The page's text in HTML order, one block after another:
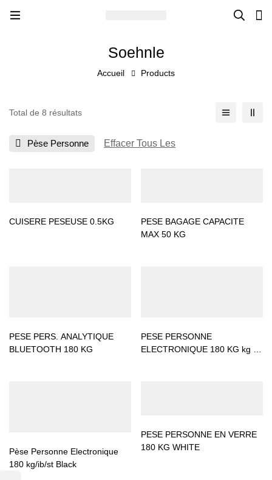
Soehnle
Accueil Products
Total de 8 résultats
Pèse Personne Effacer Tous Les
CUISERE PESEUSE 0.5KG
PESE BAGAGE CAPACITE
MAX 50 KG
PESE PERS. ANALYTIQUE
BLUETOOTH 180 KG
PESE PERSONNE
ELECTRONIQUE 180 KG kg /
Pèse Personne Electronique
180 kg/ib/st Black
PESE PERSONNE EN VERRE
180 KG WHITE